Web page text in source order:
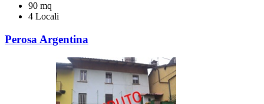
90 mq
4 Locali
Perosa Argentina